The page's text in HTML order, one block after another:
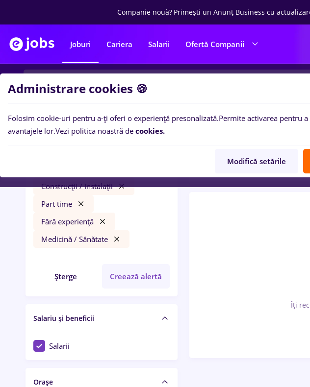
Companie nouă? Primești un Anunț Business cu
Joburi Cariera Salarii Ofertă Companii
Filtre
Construcții / Instalații
Part time
Fără experiență
Medicină / Sănătate
Șterge Creează alertă
Salariu și beneficii
Salarii
Orașe
0locuri de muncacu
Constructii /
Îți
Administrare cookies 🍪
Folosim cookie-uri pentru a-ți oferi o experiență presonalizată.Permite activarea pentru
avantajele lor.Vezi politica noastră de cookies.
Modifică setările